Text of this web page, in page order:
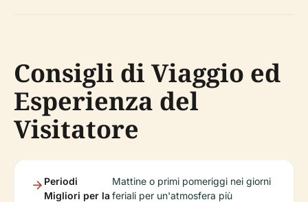
Consigli di Viaggio ed
Esperienza del
Visitatore
Periodi
Migliori per la
Mattine o primi pomeriggi nei giorni
feriali per un'atmosfera più